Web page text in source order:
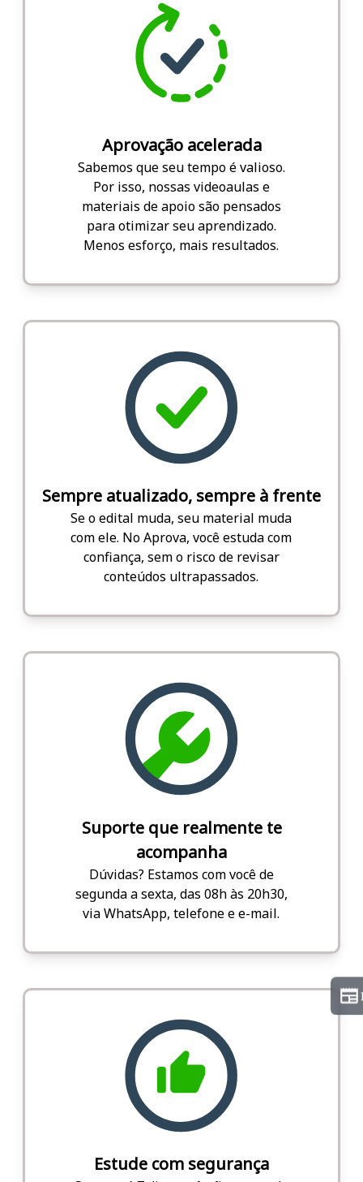
Aprovação acelerada
Sabemos que seu tempo é valioso.
Por isso, nossas videoaulas e
materiais de apoio são pensados
para otimizar seu aprendizado.
Menos esforço, mais resultados.
Sempre atualizado, sempre à frente
Se o edital muda, seu material muda
com ele. No Aprova, você estuda com
confiança, sem o risco de revisar
conteúdos ultrapassados.
Suporte que realmente te
acompanha
Dúvidas? Estamos com você de
segunda a sexta, das 08h às 20h30,
via WhatsApp, telefone e e-mail.
Estude com segurança